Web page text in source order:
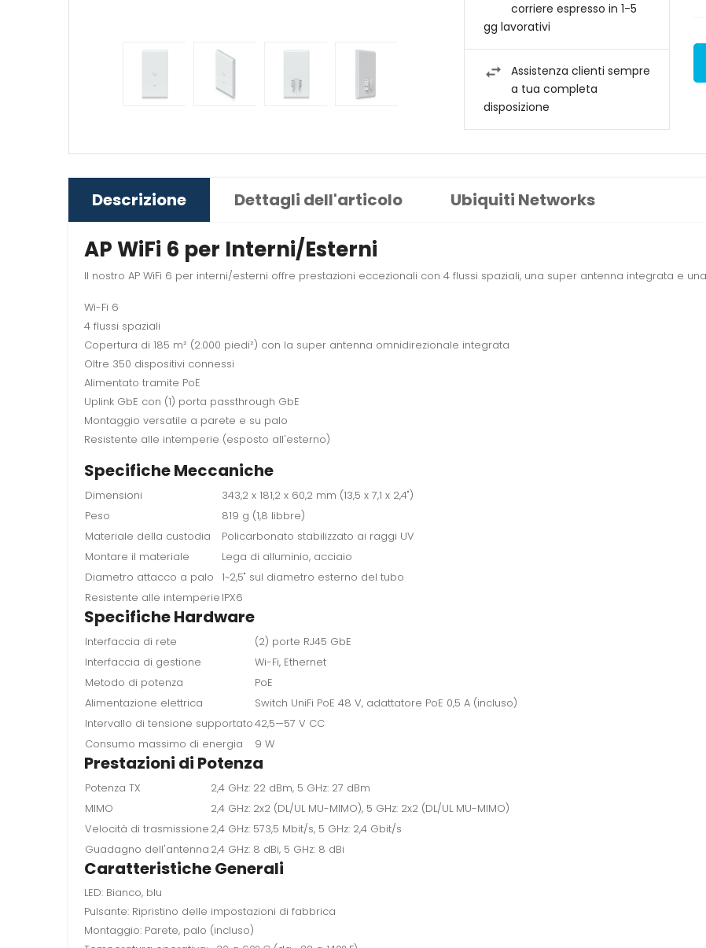
corriere espresso in 1-5
gg lavorativi
Assistenza clienti sempre
a tua completa
disposizione
Descrizione Dettagli dell'articolo Ubiquiti Networks
AP WiFi 6 per Interni/Esterni
Il nostro AP WiFi 6 per interni/esterni offre prestazioni eccezionali con 4 flussi spaziali, una super antenna integrata e
Wi-Fi 6
4 flussi spaziali
Copertura di 185 m² (2.000 piedi²) con la super antenna omnidirezionale integrata
Oltre 350 dispositivi connessi
Alimentato tramite PoE
Uplink GbE con (1) porta passthrough GbE
Montaggio versatile a parete e su palo
Resistente alle intemperie (esposto all'esterno)
Specifiche Meccaniche
Dimensioni
343,2 x 181,2 x 60,2 mm (13,5 x 7,1 x 2,4")
Peso
819 g (1,8 libbre)
Materiale della custodia
Policarbonato stabilizzato ai raggi UV
Montare il materiale
Lega di alluminio, acciaio
Diametro attacco a palo 1~2,5" sul diametro esterno del tubo
Resistente alle intemperie IPX6
Specifiche Hardware
Interfaccia di rete
(2) porte RJ45 GbE
Interfaccia di gestione
Wi-Fi, Ethernet
Metodo di potenza
PoE
Alimentazione elettrica
Switch UniFi PoE 48 V, adattatore PoE 0,5 A (incluso)
Intervallo di tensione supportato42,5—57 V CC
Consumo massimo di energia
9 W
Prestazioni di Potenza
Potenza TX
2,4 GHz: 22 dBm, 5 GHz: 27 dBm
MIMO
2,4 GHz: 2x2 (DL/UL MU-MIMO), 5 GHz: 2x2 (DL/UL MU-MIMO)
Velocità di trasmissione 2,4 GHz: 573,5 Mbit/s, 5 GHz: 2,4 Gbit/s
Guadagno dell'antenna 2,4 GHz: 8 dBi, 5 GHz: 8 dBi
Caratteristiche Generali
LED: Bianco, blu
Pulsante: Ripristino delle impostazioni di fabbrica
Montaggio: Parete, palo (incluso)